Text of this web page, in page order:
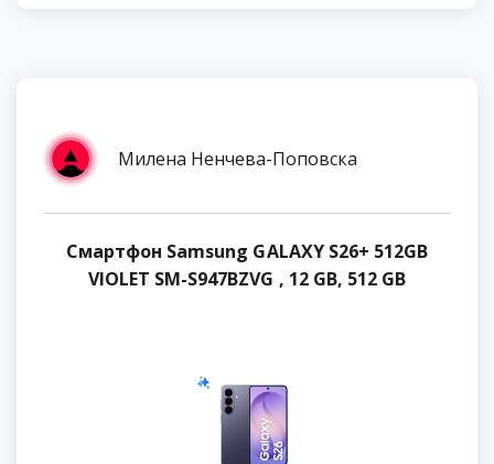
Милена Ненчева-Поповска
Смартфон Samsung GALAXY S26+ 512GB
VIOLET SM-S947BZVG , 12 GB, 512 GB